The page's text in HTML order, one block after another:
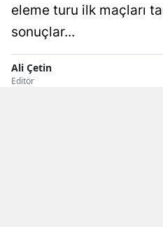
eleme turu ilk maçları
sonuçlar...
Ali Çetin
Editör